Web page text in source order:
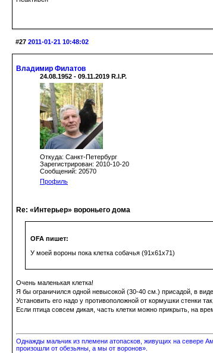
#27 2011-01-21 10:48:02
Владимир Филатов
24.08.1952 - 09.11.2019 R.I.P.
Откуда: Санкт-Петербург
Зарегистрирован: 2010-10-20
Сообщений: 20570
Профиль
Re: «Интерьер» вороньего дома
OFA пишет:
У моей вороны пока клетка собачья (91х61х71)
Очень маленькая клетка!
Я бы ограничился одной невысокой (30-40 см.) присадой, в
Установить его надо у противоположной от кормушки стенки
Если птица совсем дикая, часть клетки можно прикрыть, на
Однажды мальчик из племени атопасков, живущих на севере
произошли от обезьяны, а мы от воронов».